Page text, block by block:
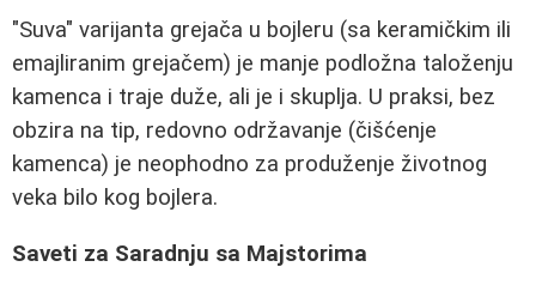
"Suva" varijanta grejača u bojleru (sa keramičkim ili
emajliranim grejačem) je manje podložna taloženju
kamenca i traje duže, ali je i skuplja. U praksi, bez
obzira na tip, redovno održavanje (čišćenje
kamenca) je neophodno za produženje životnog
veka bilo kog bojlera.
Saveti za Saradnju sa Majstorima